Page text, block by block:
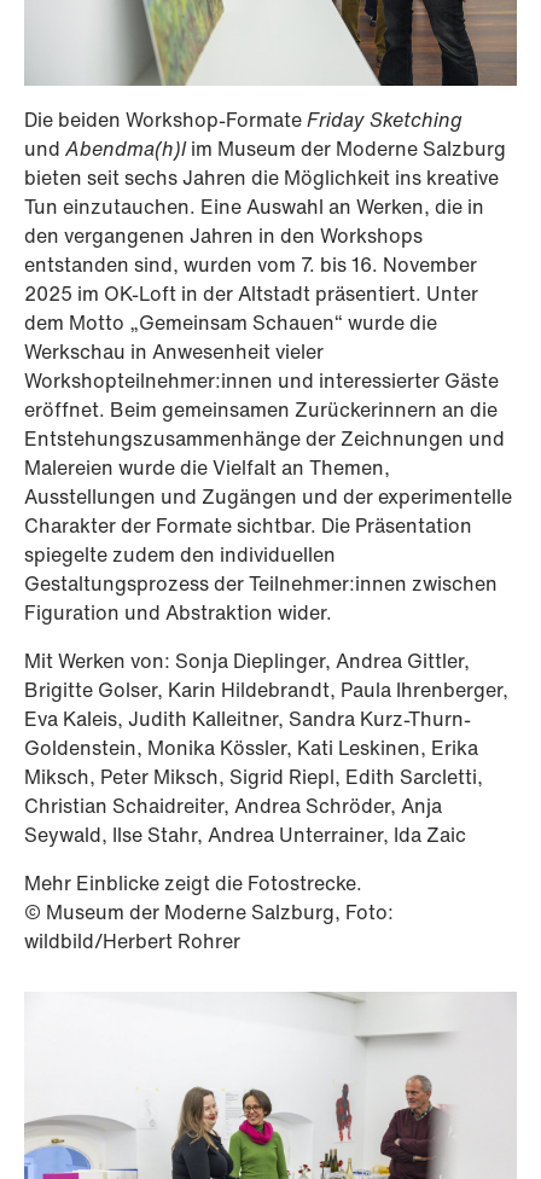
Die beiden Workshop-FormateFriday Sketching
und Abendma(h)lim Museum der Moderne Salzburg
bieten seit sechs Jahren die Möglichkeit ins kreative
Tun einzutauchen. Eine Auswahl an Werken, die in
den vergangenen Jahren in den Workshops
entstanden sind, wurden vom 7. bis 16. November
2025 im OK-Loft in der Altstadt präsentiert. Unter
dem Motto „Gemeinsam Schauen“ wurde die
Werkschau in Anwesenheit vieler
Workshopteilnehmer:innen und interessierter Gäste
eröffnet. Beim gemeinsamen Zurückerinnern an die
Entstehungszusammenhänge der Zeichnungen und
Malereien wurde die Vielfalt an Themen,
Ausstellungen und Zugängen und der experimentelle
Charakter der Formate sichtbar. Die Präsentation
spiegelte zudem den individuellen
Gestaltungsprozess der Teilnehmer:innen zwischen
Figuration und Abstraktion wider.
Mit Werken von: Sonja Dieplinger, Andrea Gittler,
Brigitte Golser, Karin Hildebrandt, Paula Ihrenberger,
Eva Kaleis, Judith Kalleitner, Sandra Kurz-Thurn-
Goldenstein, Monika Kössler, Kati Leskinen, Erika
Miksch, Peter Miksch, Sigrid Riepl, Edith Sarcletti,
Christian Schaidreiter, Andrea Schröder, Anja
Seywald, Ilse Stahr, Andrea Unterrainer, Ida Zaic
Mehr Einblicke zeigt die Fotostrecke.
© Museum der Moderne Salzburg, Foto:
wildbild/Herbert Rohrer